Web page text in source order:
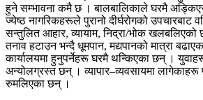
हुने सम्भावना कमै छ । बालबालिकाले घरमै अड्किएर
ज्येष्ठ नागरिकहरूले पुरानो दीर्घरोगको उपचारबाट
सन्तुलित आहार, व्यायाम, निद्रा/भोक
तनाव हटाउन भन्दै धूमपान, मद्यपानको मात्रा
कार्यालयमा हुनुपर्नेहरू घरमै थन्किएका छन् ।
अन्योलग्रस्त छन् । व्यापार–व्यवसायमा लागेकाहरू
रुमलिएका छन् ।